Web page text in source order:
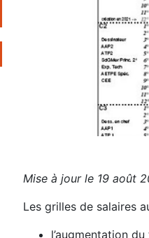
Mise à jour le 19 août
Les grilles de salaires
l’augmentation